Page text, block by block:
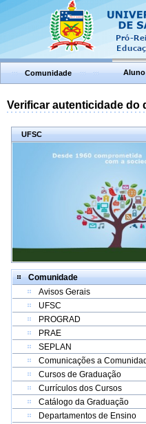
Comunidade Aluno
Verificar autenticidade do
UFSC
Comunidade
Avisos Gerais
UFSC
PROGRAD
PRAE
SEPLAN
Comunicações a
Cursos de Graduação
Currículos dos Cursos
Catálogo da Graduação
Departamentos de Ensino